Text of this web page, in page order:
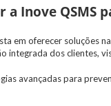
a Inove QSMS
em oferecer soluções
integrada dos clientes,
avançadas para